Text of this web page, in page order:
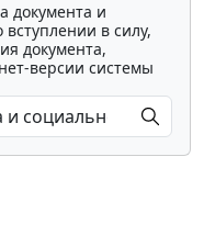
документа и
в силу,
документа,
версии системы